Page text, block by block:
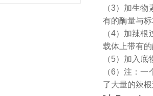
（3）加生
有的酶量与
（4）加辣
载体上带有
（5）加入底
（6）注：
了大量的辣